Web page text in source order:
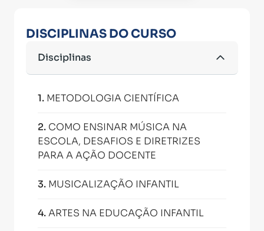
DISCIPLINAS DO CURSO
Disciplinas
1. METODOLOGIA CIENTÍFICA
2. COMO ENSINAR MÚSICA NA
ESCOLA, DESAFIOS E DIRETRIZES
PARA A AÇÃO DOCENTE
3. MUSICALIZAÇÃO INFANTIL
4.ARTES NA EDUCAÇÃO INFANTIL